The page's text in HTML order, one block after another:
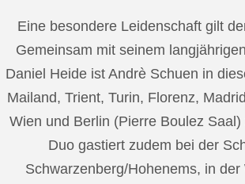
Eine besondere Leidenschaft gilt
Gemeinsam mit seinem
Daniel Heide ist Andrè Schuen in
Mailand, Trient, Turin, Florenz,
Wien und Berlin (Pierre Boulez
Duo gastiert zudem bei der
Schwarzenberg/Hohenems, in der